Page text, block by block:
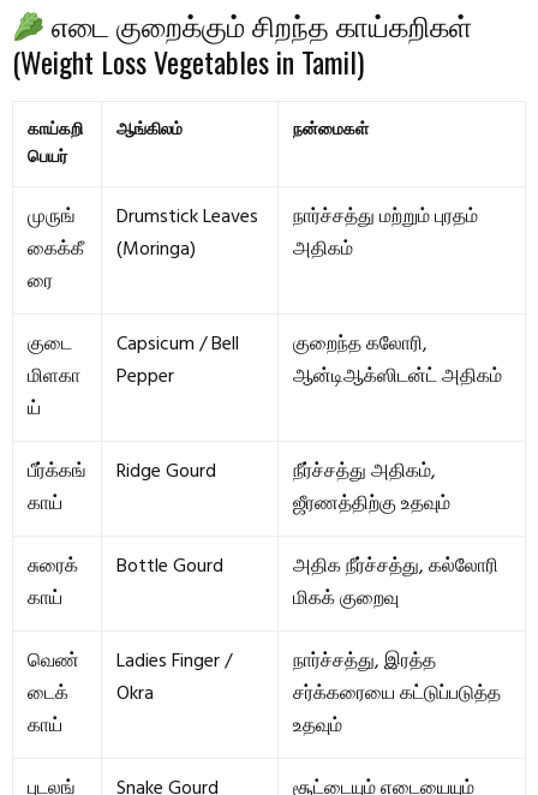
எடை குறைக்கும் சிறந்த காய்கறிகள்
(Weight Loss Vegetables in Tamil)
காய்கறி
பெயர்
ஆங்கிலம் நன்மைகள்
முருங்
கைக்கீ
ரை
Drumstick Leaves
(Moringa)
நார்ச்சத்து மற்றும் புரதம்
அதிகம்
குடை
மிளகா
ய்
Capsicum / Bell
Pepper
குறைந்த கலோரி,
ஆன்டிஆக்ஸிடன்ட் அதிகம்
பீர்க்கங்
காய்
Ridge Gourd
நீர்ச்சத்து அதிகம்,
ஜீரணத்திற்கு உதவும்
சுரைக்
காய்
Bottle Gourd
அதிக நீர்ச்சத்து, கல்லோரி
மிகக் குறைவு
வெண்
டைக்
காய்
Ladies Finger /
Okra
நார்ச்சத்து, இரத்த
சர்க்கரையை கட்டுப்படுத்த
உதவும்